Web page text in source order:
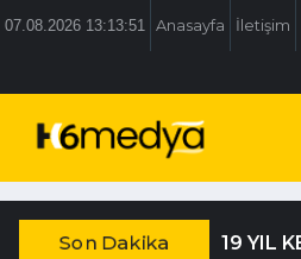
07.08.2026 13:13:52 Anasayfa İletişim
Son Dakika